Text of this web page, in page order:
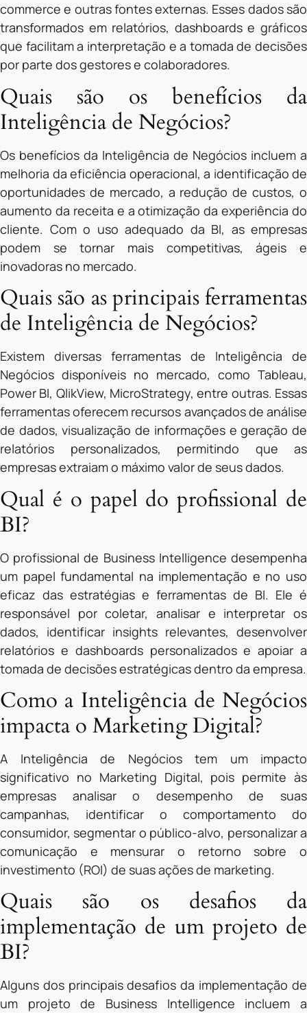
commerce e outras fontes externas. Esses dados são
transformados em relatórios, dashboards e gráficos
que facilitam a interpretação e a tomada de decisões
por parte dos gestores e colaboradores.
Quais são os benefícios da
Inteligência de Negócios?
Os benefícios da Inteligência de Negócios incluem a
melhoria da eficiência operacional, a identificação de
oportunidades de mercado, a redução de custos, o
aumento da receita e a otimização da experiência do
cliente. Com o uso adequado da BI, as empresas
podem se tornar mais competitivas, ágeis e
inovadoras no mercado.
Quais são as principais ferramentas
de Inteligência de Negócios?
Existem diversas ferramentas de Inteligência de
Negócios disponíveis no mercado, como Tableau,
Power BI, QlikView, MicroStrategy, entre outras. Essas
ferramentas oferecem recursos avançados de análise
de dados, visualização de informações e geração de
relatórios personalizados, permitindo que as
empresas extraiam o máximo valor de seus dados.
Qual é o papel do profissional de
BI?
O profissional de Business Intelligence desempenha
um papel fundamental na implementação e no uso
eficaz das estratégias e ferramentas de BI. Ele é
responsável por coletar, analisar e interpretar os
dados, identificar insights relevantes, desenvolver
relatórios e dashboards personalizados e apoiar a
tomada de decisões estratégicas dentro da empresa.
Como a Inteligência de Negócios
impacta o Marketing Digital?
A Inteligência de Negócios tem um impacto
significativo no Marketing Digital, pois permite às
empresas analisar o desempenho de suas
campanhas, identificar o comportamento do
consumidor, segmentar o público-alvo, personalizar a
comunicação e mensurar o retorno sobre o
investimento (ROI) de suas ações de marketing.
Quais são os desafios da
implementação de um projeto de
BI?
Alguns dos principais desafios da implementação de
um projeto de Business Intelligence incluem a